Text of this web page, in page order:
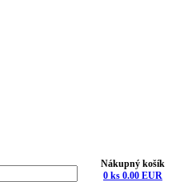
Nákupný košík
0 ks 0.00 EUR